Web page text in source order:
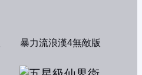
暴力流浪漢4無敵版